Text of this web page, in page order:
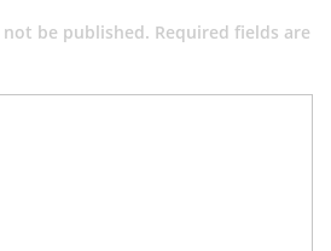
be published. Required fields are